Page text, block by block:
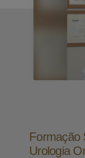
Formação
Urologia